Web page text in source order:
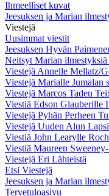
Ihmeelliset kuvat
Jeesuksen ja Marian
Viestejä
Uusimmat viestit
Jeesuksen Hyvän
Neitsyt Marian
Viestejä Annelle Mellatz/
Viestejä Marialle Jumalan
Viestejä Marcos Tadeu
Viestiä Edson Glauberille
Viestejä Pyhän Perheen
Viestejä Uuden Alun
Viestiä John Learylle
Viestiä Maureen
Viestejä Eri Lähteistä
Etsi Viestejä
Jeesuksen ja Marian
Tervetuloasivu